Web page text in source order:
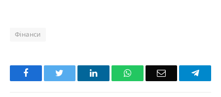
Фінанси
Facebook LinkedInWhatsAppEmail